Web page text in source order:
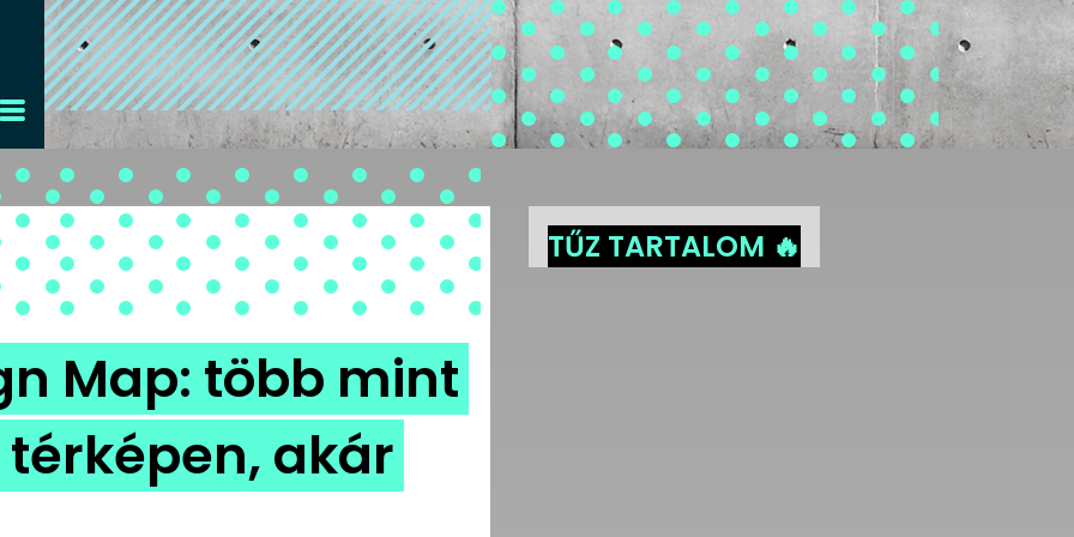
Map: több mint
térképen, akár
TŰZ TARTALOM 🔥